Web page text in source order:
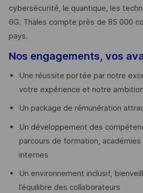
cybersécurité, le quantique, les
6G. Thales compte près de 85 000
pays. ​
Nos engagements, vos
Une réussite portée par notre
votre expérience et notre
Un package de rémunération
Un développement des
parcours de formation,
internes
Un environnement inclusif,
l’équilibre des collaborateurs